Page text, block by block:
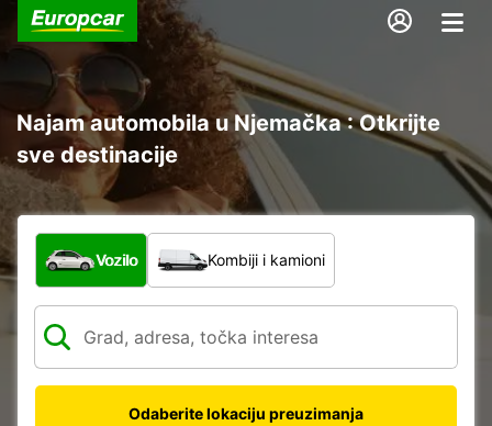
Najam automobila u Njemačka : Otkrijte
sve destinacije
Koja vrsta vozila?
Vozilo Kombiji i kamioni
Odaberite lokaciju preuzimanja